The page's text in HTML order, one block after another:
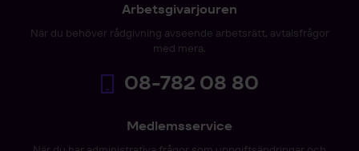
Arbetsgivarjouren
När du behöver rådgivning avseende arbetsrätt, avtalsfrågor
med mera.
08-782 08 80
Medlemsservice